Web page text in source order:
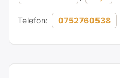
Telefon: 0752760538